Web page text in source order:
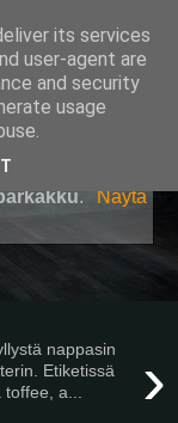
.
Näytä
›
nappasin
Etiketissä
a...
its services
user-agent are
and security
usage